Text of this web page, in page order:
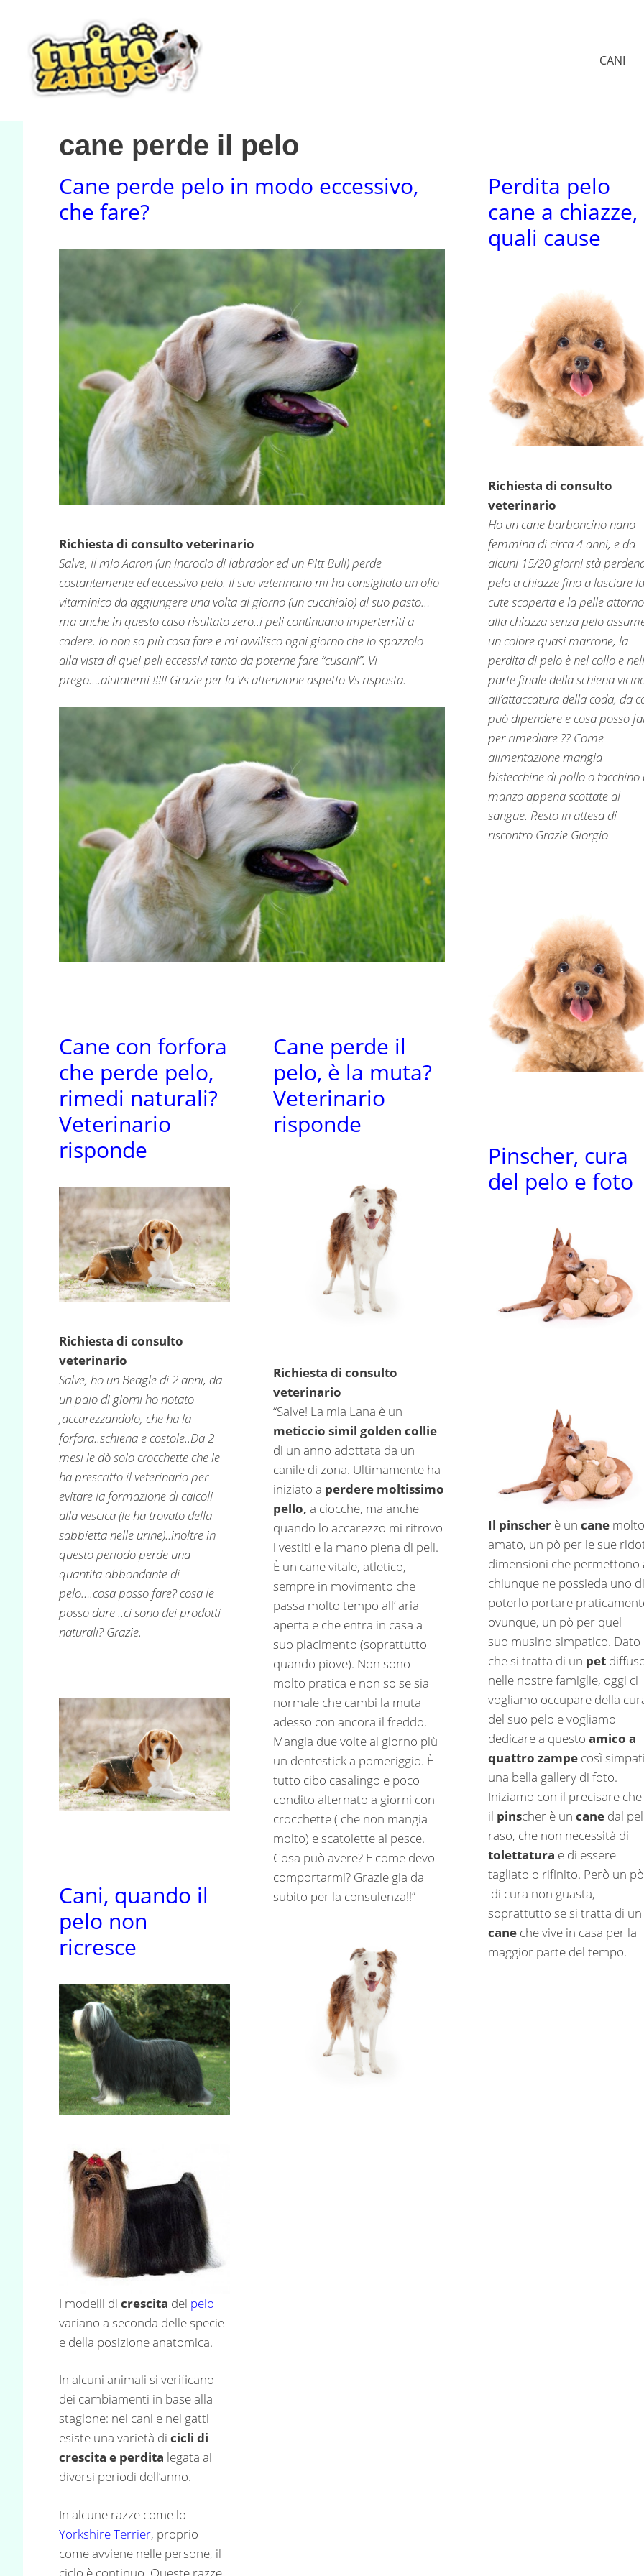
contenuto
CANI
cane perde il pelo
Cane perde pelo in modo eccessivo,
che fare?
Richiesta di consulto veterinario
Salve, il mio Aaron (un incrocio di labrador ed un Pitt Bull) perde
costantemente ed eccessivo pelo. Il suo veterinario mi ha consigliato un olio
vitaminico da aggiungere una volta al giorno (un cucchiaio) al suo pasto…
ma anche in questo caso risultato zero..i peli continuano imperterriti a
cadere. Io non so più cosa fare e mi avvilisco ogni giorno che lo spazzolo
alla vista di quei peli eccessivi tanto da poterne fare “cuscini”. Vi
prego….aiutatemi !!!!! Grazie per la Vs attenzione aspetto Vs risposta.
Perdita pelo
cane a chiazze,
quali cause
Richiesta di consulto
veterinario
Ho un cane barboncino nano
femmina di circa 4 anni, e da
alcuni 15/20 giorni stà
pelo a chiazze fino a lasciare la
cute scoperta e la pelle attorno
alla chiazza senza pelo
un colore quasi marrone, la
perdita di pelo è nel collo e
parte finale della schiena
all’attaccatura della coda, da
può dipendere e cosa posso
per rimediare ?? Come
alimentazione mangia
bistecchine di pollo o tacchino
manzo appena scottate al
sangue. Resto in attesa di
riscontro Grazie Giorgio
Cane con forfora
che perde pelo,
rimedi naturali?
Veterinario
risponde
Richiesta di consulto
veterinario
Salve, ho un Beagle di 2 anni, da
un paio di giorni ho notato
,accarezzandolo, che ha la
forfora..schiena e costole..Da 2
mesi le dò solo crocchette che le
ha prescritto il veterinario per
evitare la formazione di calcoli
alla vescica (le ha trovato della
sabbietta nelle urine)..inoltre in
questo periodo perde una
quantita abbondante di
pelo….cosa posso fare? cosa le
posso dare ..ci sono dei prodotti
naturali? Grazie.
Cane perde il
pelo, è la muta?
Veterinario
risponde
Richiesta di consulto
veterinario
“Salve! La mia Lana è un
meticcio simil golden collie
di un anno adottata da un
canile di zona. Ultimamente ha
iniziato a perdere moltissimo
pello, a ciocche, ma anche
quando lo accarezzo mi ritrovo
i vestiti e la mano piena di peli.
È un cane vitale, atletico,
sempre in movimento che
passa molto tempo all’ aria
aperta e che entra in casa a
suo piacimento (soprattutto
quando piove). Non sono
molto pratica e non so se sia
normale che cambi la muta
adesso con ancora il freddo.
Mangia due volte al giorno più
un dentestick a pomeriggio. È
tutto cibo casalingo e poco
condito alternato a giorni con
crocchette ( che non mangia
molto) e scatolette al pesce.
Cosa può avere? E come devo
comportarmi? Grazie gia da
subito per la consulenza!!”
Pinscher, cura
del pelo e foto
Il pinscherè un cane molto
amato, un pò per le sue
dimensioni che permettono
chiunque ne possieda uno di
poterlo portare
ovunque, un pò per quel
suo musino simpatico. Dato
che si tratta di un pet
nelle nostre famiglie, oggi ci
vogliamo occupare della
del suo pelo e vogliamo
dedicare a questo amico a
quattro zampecosì
una bella gallery di foto.
Iniziamo con il precisare che
il pinscher è un canedal
raso, che non necessità di
tolettatura e di essere
tagliato o rifinito. Però un pò
di cura non guasta,
soprattutto se si tratta di un
caneche vive in casa per la
maggior parte del tempo.
Cani, quando il
pelo non
ricresce
I modelli di crescita del pelo
variano a seconda delle specie
e della posizione anatomica.
In alcuni animali si verificano
dei cambiamenti in base alla
stagione: nei cani e nei gatti
esiste una varietà di cicli di
crescita e perdita legata ai
diversi periodi dell’anno.
In alcune razze come lo
Yorkshire Terrier, proprio
come avviene nelle persone, il